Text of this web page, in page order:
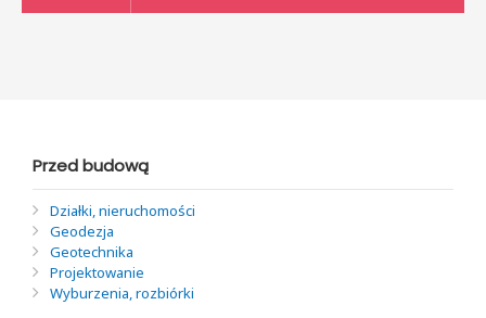
Przed budową
Działki, nieruchomości
Geodezja
Geotechnika
Projektowanie
Wyburzenia, rozbiórki